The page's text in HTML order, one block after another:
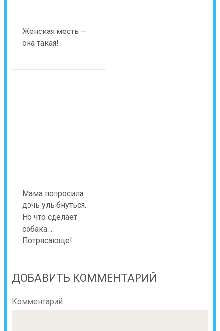
Женская месть —
она такая!
Мама попросила
дочь улыбнуться.
Но что сделает
собака…
Потрясающе!
ДОБАВИТЬ КОММЕНТАРИЙ
Комментарий